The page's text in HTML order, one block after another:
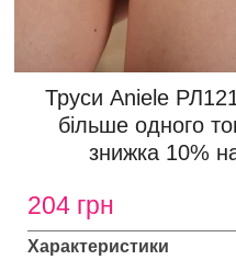
Труси Aniele
більше одного
знижка 10%
204 грн
Характеристики